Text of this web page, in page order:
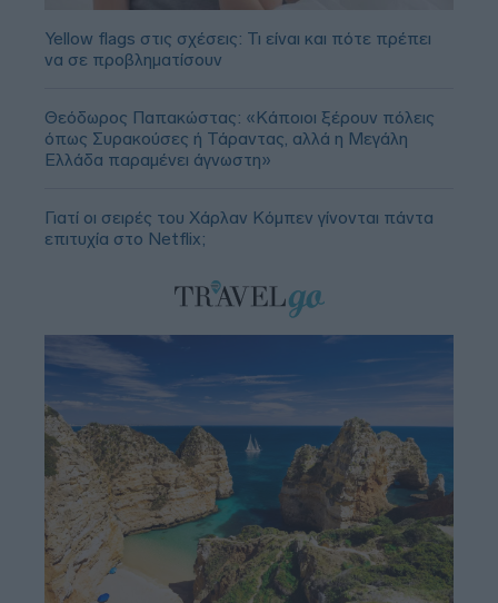
Yellow flags στις σχέσεις: Τι είναι και πότε πρέπει
να σε προβληματίσουν
Θεόδωρος Παπακώστας: «Κάποιοι ξέρουν πόλεις
όπως Συρακούσες ή Τάραντας, αλλά η Μεγάλη
Ελλάδα παραμένει άγνωστη»
Γιατί οι σειρές του Χάρλαν Κόμπεν γίνονται πάντα
επιτυχία στο Netflix;